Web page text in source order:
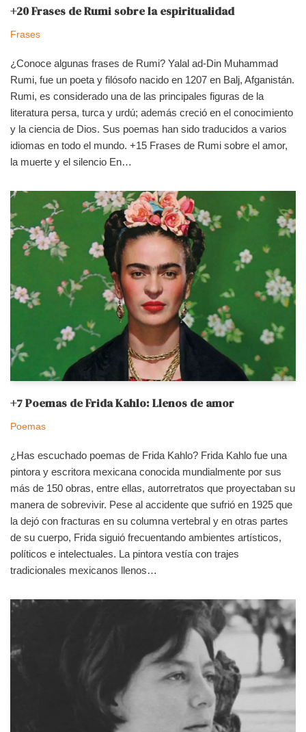
+20 Frases de Rumi sobre la espiritualidad
Frases
¿Conoce algunas frases de Rumi? Yalal ad-Din Muhammad
Rumi, fue un poeta y filósofo nacido en 1207 en Balj, Afganistán.
Rumi, es considerado una de las principales figuras de la
literatura persa, turca y urdú; además creció en el conocimiento
y la ciencia de Dios. Sus poemas han sido traducidos a varios
idiomas en todo el mundo. +15 Frases de Rumi sobre el amor,
la muerte y el silencio En…
+7 Poemas de Frida Kahlo: Llenos de amor
Poemas
¿Has escuchado poemas de Frida Kahlo? Frida Kahlo fue una
pintora y escritora mexicana conocida mundialmente por sus
más de 150 obras, entre ellas, autorretratos que proyectaban su
manera de sobrevivir. Pese al accidente que sufrió en 1925 que
la dejó con fracturas en su columna vertebral y en otras partes
de su cuerpo, Frida siguió frecuentando ambientes artísticos,
políticos e intelectuales. La pintora vestía con trajes
tradicionales mexicanos llenos…